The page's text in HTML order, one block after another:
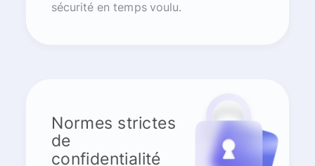
sécurité en temps voulu.
Normes strictes
de
confidentialité